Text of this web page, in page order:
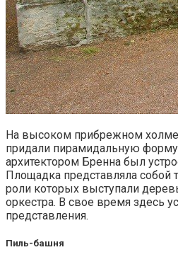
На высоком прибрежном
придали пирамидальную
архитектором Бренна был
Площадка представляла собой
роли которых выступали
оркестра. В свое время здесь
представления.
Пиль-башня